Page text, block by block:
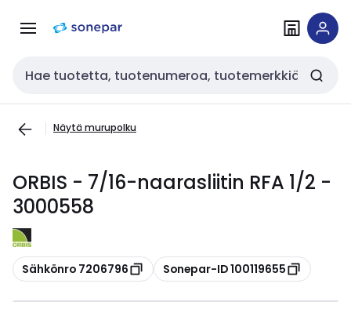
navigointiinsisältöön
Haku
Näytä murupolku
ORBIS - 7/16-naarasliitin RFA 1/2 -
3000558
Kopioi
Sähkönro 7206796 Kopioi
Sonepar-ID 100119655